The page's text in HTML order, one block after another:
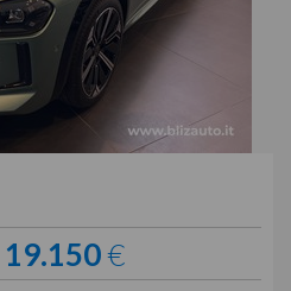
19.150€